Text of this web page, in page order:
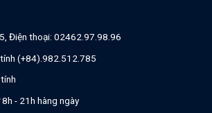
, Điện thoại: 02462.97.98.96
(+84).982.512.785
- 21h hàng ngày